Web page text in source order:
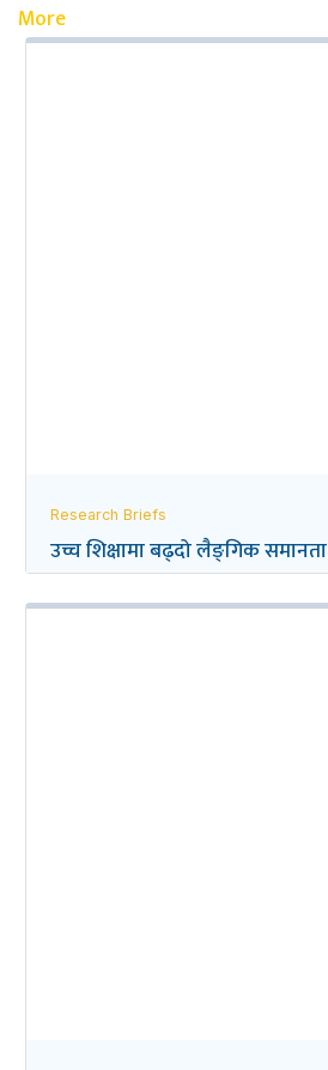
More
Research Briefs
उच्च शिक्षामा बढ्दो लैङ्‌गिक समानता